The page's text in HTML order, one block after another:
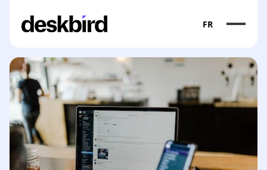
FR
<table><thead><tr><th>Industry</th><th>Hybrid/